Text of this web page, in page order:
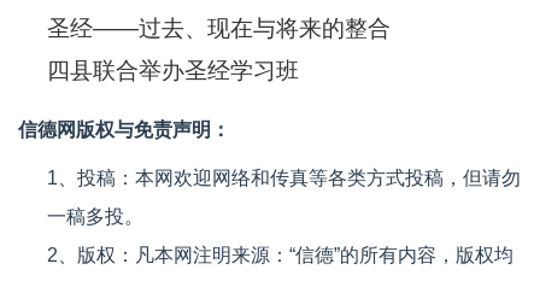
圣经——过去、现在与将来的整合
四县联合举办圣经学习班
信德网版权与免责声明：
1、投稿：本网欢迎网络和传真等各类方式投稿，但请勿
一稿多投。
2、版权：凡本网注明来源：“信德”的所有内容，版权均